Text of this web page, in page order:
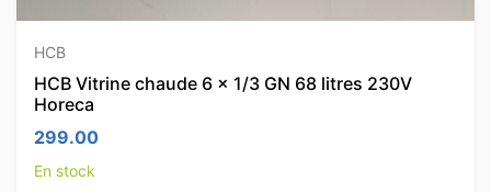
HCB
HCB Vitrine chaude 6 x 1/3 GN 68 litres 230V
Horeca
299.00
En stock